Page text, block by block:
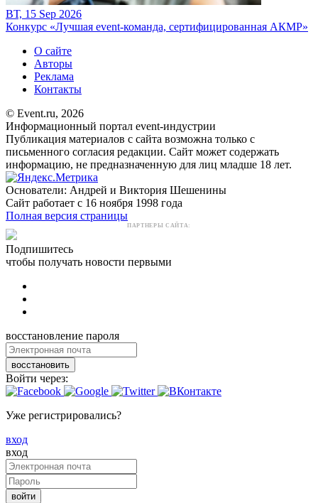
ВТ, 15 Sep 2026
Конкурс «Лучшая event-команда, сертифицированная АКМР»
О сайте
Авторы
Реклама
Контакты
© Event.ru, 2026
Информационный портал event-индустрии
Публикация материалов с сайта возможна только с
письменного согласия редакции. Сайт может содержать
информацию, не предназначенную для лиц младше 18 лет.
Основатели: Андрей и Виктория Шешенины
Сайт работает с 16 ноября 1998 года
Полная версия страницы
ПАРТНЕРЫ САЙТА:
Подпишитесь
чтобы получать новости первыми
восстановление пароля
восстановить
Войти через:
Уже регистрировались?
вход
вход
войти